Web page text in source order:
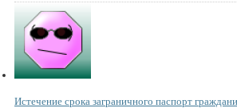
Истечение срока заграничного паспорт